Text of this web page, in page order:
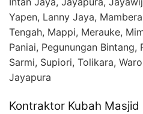
Yapen, Lanny Jaya,
Tengah, Mappi, Merauke,
Paniai, Pegunungan Bintang,
Sarmi, Supiori, Tolikara,
Jayapura
Kontraktor Kubah